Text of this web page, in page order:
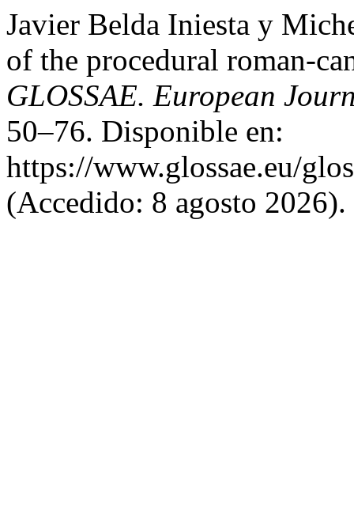
Javier Belda Iniesta y
of the procedural roman-
GLOSSAE. European
50–76. Disponible en:
https://www.glossae.eu/
(Accedido: 8 agosto 2026).